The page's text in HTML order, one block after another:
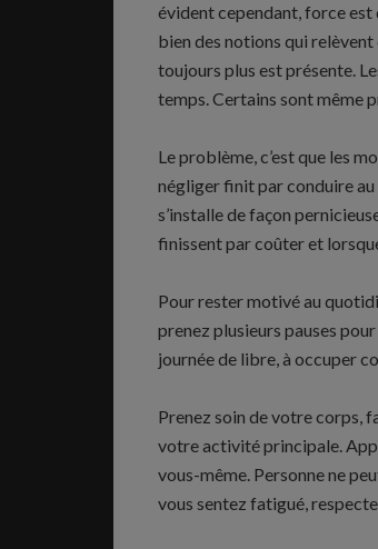
évident cependant, force est
bien des notions qui
toujours plus est présente.
temps. Certains sont même
Le problème, c’est que les
négliger finit par conduire au
s’installe de façon
finissent par coûter et
Pour rester motivé au
prenez plusieurs pauses
journée de libre, à occuper
Prenez soin de votre corps,
votre activité principale.
vous-même. Personne ne
vous sentez fatigué,